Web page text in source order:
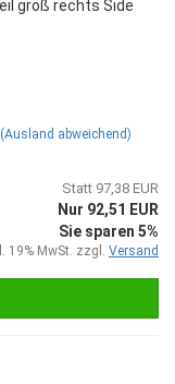
groß rechts Side
(Ausland abweichend)
Statt 97,38 EUR
Nur 92,51 EUR
Sie sparen 5%
19% MwSt. zzgl. Versand